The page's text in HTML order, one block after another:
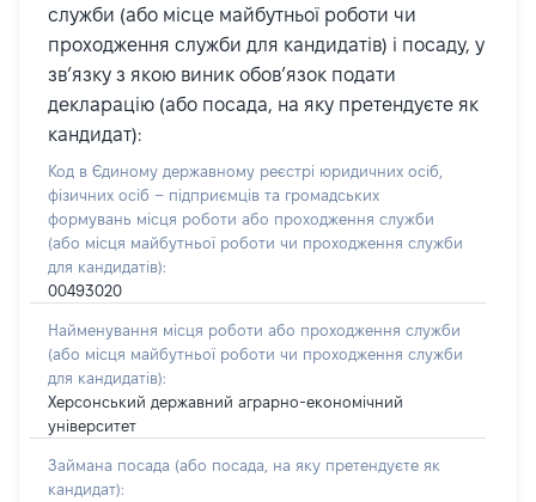
служби (або місце майбутньої роботи чи
проходження служби для кандидатів) і посаду, у
зв’язку з якою виник обов’язок подати
декларацію (або посада, на яку претендуєте як
кандидат):
Код в Єдиному державному реєстрі юридичних осіб,
фізичних осіб – підприємців та громадських
формувань місця роботи або проходження служби
(або місця майбутньої роботи чи проходження служби
для кандидатів):
00493020
Найменування місця роботи або проходження служби
(або місця майбутньої роботи чи проходження служби
для кандидатів):
Херсонський державний аграрно-економічний
університет
Займана посада (або посада, на яку претендуєте як
кандидат):